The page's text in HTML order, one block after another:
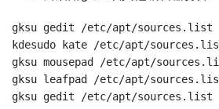
gksu gedit /etc/apt/sources.list
kdesudo kate /etc/apt/
gksu mousepad /etc/apt/
gksu leafpad /etc/apt/
gksu gedit /etc/apt/sources.list